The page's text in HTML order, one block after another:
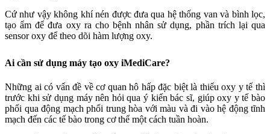
Cứ như vậy không khí nén được đưa qua hệ thống van và bình lọc,
tạo ẩm để đưa oxy ra cho bệnh nhân sử dụng, phần trích lại qua
sensor oxy để theo dõi hàm lượng oxy.
Ai cần sử dụng máy tạo oxy iMediCare?
Những ai có vấn đề về cơ quan hô hấp đặc biệt là thiếu oxy y tế thì
trước khi sử dụng máy nên hỏi qua ý kiến bác sĩ, giúp oxy y tế bào
phổi qua động mạch phổi trung hòa với màu và đi vào hệ động tĩnh
mạch đến các tế bào trong cơ thể một cách tuần hoàn.